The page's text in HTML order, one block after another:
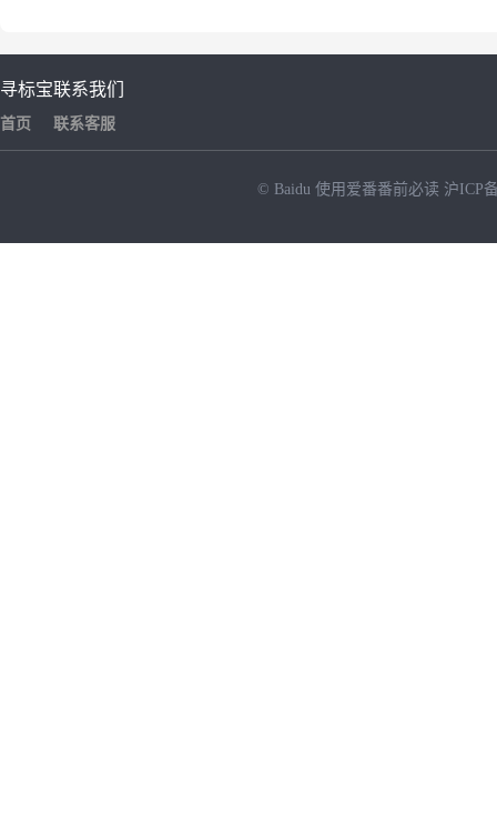
寻标宝
首页
联系我们
联系客服
© Baidu 使用爱番番前必读 沪ICP